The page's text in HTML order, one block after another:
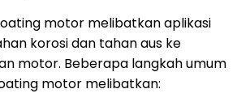
motor melibatkan aplikasi
korosi dan tahan aus ke
motor. Beberapa langkah umum
motor melibatkan: